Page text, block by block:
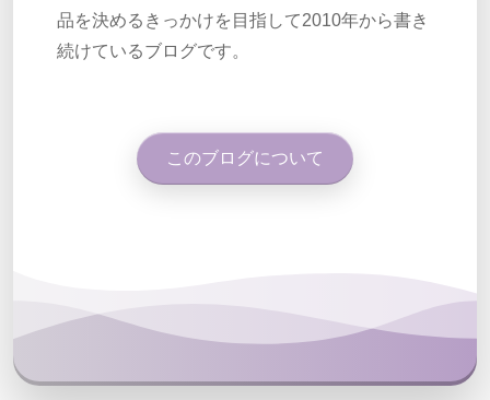
品を決めるきっかけを目指して2010年から書き
続けているブログです。
このブログについて